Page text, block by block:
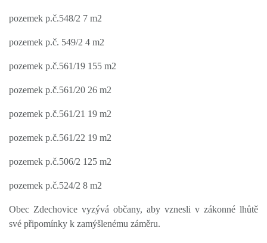
pozemek p.č.548/2 7 m2
pozemek p.č. 549/2 4 m2
pozemek p.č.561/19 155 m2
pozemek p.č.561/20 26 m2
pozemek p.č.561/21 19 m2
pozemek p.č.561/22 19 m2
pozemek p.č.506/2 125 m2
pozemek p.č.524/2 8 m2
Obec Zdechovice vyzývá občany, aby vznesli v zákonné lhůtě
své připomínky k zamýšlenému záměru.